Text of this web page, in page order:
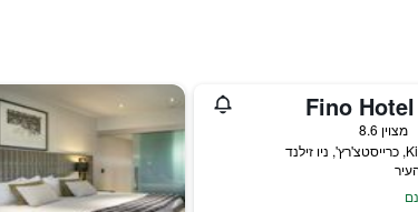
Fino
מצוין 8.6